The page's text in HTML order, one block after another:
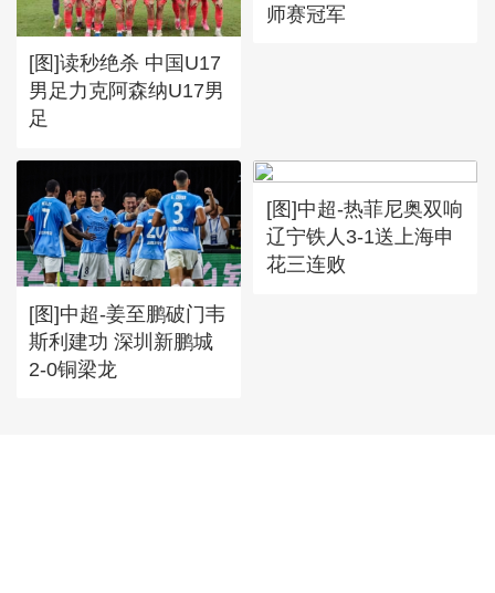
[图]读秒绝杀 中国U17
男足力克阿森纳U17男
足
师赛冠军
[图]中超-姜至鹏破门韦
斯利建功 深圳新鹏城
2-0铜梁龙
[图]中超-热菲尼奥双响
辽宁铁人3-1送上海申
花三连败